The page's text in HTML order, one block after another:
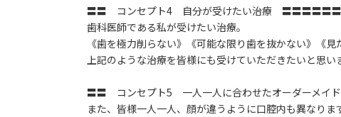
〓〓 コンセプト4 自分が受けたい治療 〓〓〓〓〓〓
歯科医師である私が受けたい治療。
《歯を極力削らない》《可能な限り歯を抜かない》《見
上記のような治療を皆様にも受けていただきたいと思い
〓〓 コンセプト5 一人一人に合わせたオーダーメイ
また、皆様一人一人、顔が違うように口腔内も異なりま